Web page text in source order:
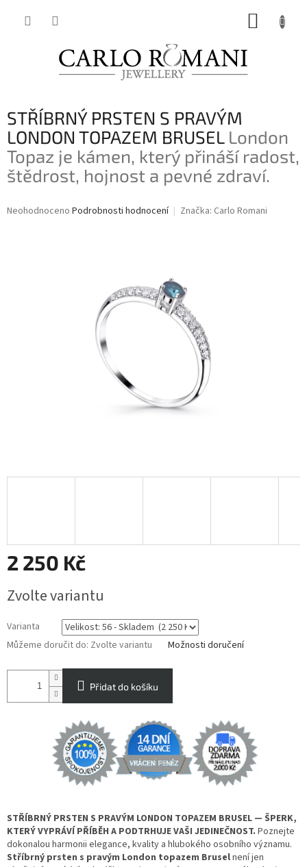
STŘÍBRNÝ PRSTEN S PRAVÝM
LONDON TOPAZEM BRUSEL London
Topaz je kámen, který přináší radost,
štědrost, hojnost a pevné zdraví.
Průměrné
Neohodnoceno Podrobnosti hodnocení Značka: Carlo Romani
2 250 Kč
cena:
Zvolte variantu
Varianta
Můžeme doručit do: Zvolte variantu Možnosti doručení
Přidat do košíku
STŘÍBRNÝ PRSTEN S PRAVÝM LONDON TOPAZEM BRUSEL — ŠPERK,
KTERÝ VYPRÁVÍ PŘÍBĚH A PODTRHUJE VAŠI JEDINEČNOST. Poznejte
dokonalou harmonii elegance, kvality a hlubokého osobního významu.
Stříbrný prsten s pravým London topazem Bruselnení jen